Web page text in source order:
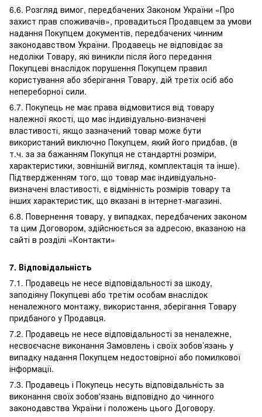
6.6. Розгляд вимог, передбачених Законом України «Про
захист прав споживачів», провадиться Продавцем за умови
надання Покупцем документів, передбачених чинним
законодавством України. Продавець не відповідає за
недоліки Товару, які виникли після його передання
Покупцеві внаслідок порушення Покупцем правил
користування або зберігання Товару, дій третіх осіб або
непереборної сили.
6.7. Покупець не має права відмовитися від товару
належної якості, що має індивідуально-визначені
властивості, якщо зазначений товар може бути
використаний виключно Покупцем, який його придбав, (в
т.ч. за за бажанням Покупця не стандартні розміри,
характеристики, зовнішній вигляд, комплектація та інше).
Підтвердженням того, що товар має індивідуально-
визначені властивості, є відмінність розмірів товару та
інших характеристик, що вказані в інтернет-магазині.
6.8. Повернення товару, у випадках, передбачених законом
та цим Договором, здійснюється за адресою, вказаною на
сайті в розділі «Контакти»
7. Відповідальність
7.1. Продавець не несе відповідальності за шкоду,
заподіяну Покупцеві або третім особам внаслідок
неналежного монтажу, використання, зберігання Товару
придбаного у Продавця.
7.2. Продавець не несе відповідальності за неналежне,
несвоєчасне виконання Замовлень і своїх зобов’язань у
випадку надання Покупцем недостовірної або помилкової
інформації.
7.3. Продавець і Покупець несуть відповідальність за
виконання своїх зобов'язань відповідно до чинного
законодавства України і положень цього Договору.